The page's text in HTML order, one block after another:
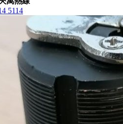
5114